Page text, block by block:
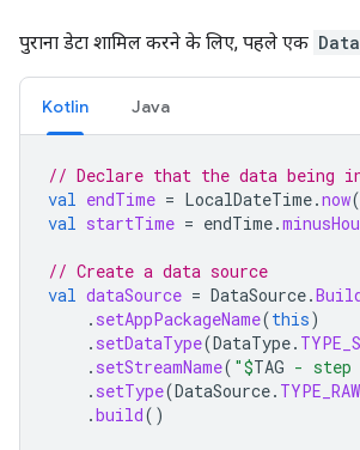
पुराना डेटा शामिल करने के लिए, पहले एक
Kotlin Java
// Declare that the data being
val endTime = LocalDateTime.now
val startTime = endTime.
// Create a data source
val dataSource = DataSource.
. setAppPackageName(this)
. setDataType(DataType.
. setStreamName( "$TAG - step
. setType(DataSource. TYPE_RAW
.build()